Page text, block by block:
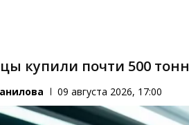
купили почти 500
09 августа 2026, 17:00